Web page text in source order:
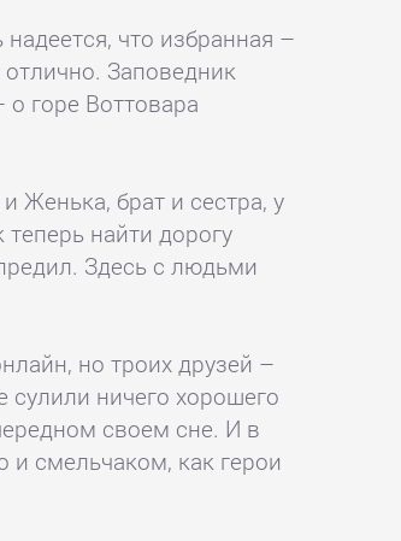
что избранная –
отлично. Заповедник
горе Воттовара
Женька, брат и сестра, у
найти дорогу
Здесь с людьми
но троих друзей –
сулили ничего хорошего
своем сне. И в
и смельчаком, как герои